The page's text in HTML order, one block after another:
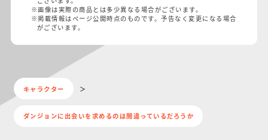
※画像は実際の商品とは多少異なる場合がございます。
※掲載情報はページ公開時点のものです。予告なく変更になる場合
がございます。
キャラクター
ダンジョンに出会いを求めるのは間違っているだろうか